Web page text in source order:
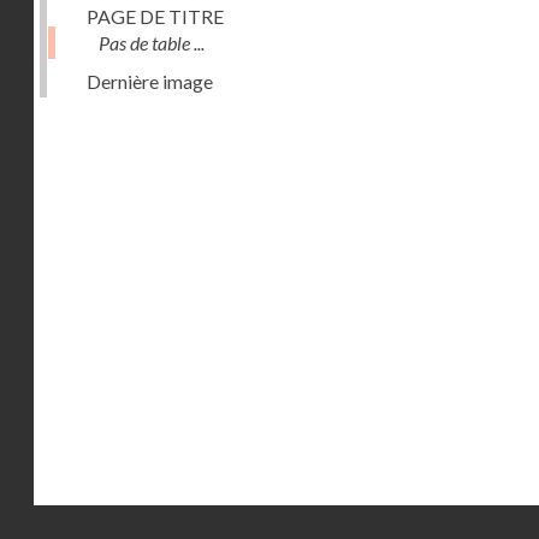
PAGE DE TITRE
Pas de table ...
Dernière image